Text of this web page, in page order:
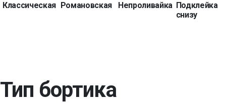
Классическая Романовская Непроливайка Подклейка
снизу
Тип бортика